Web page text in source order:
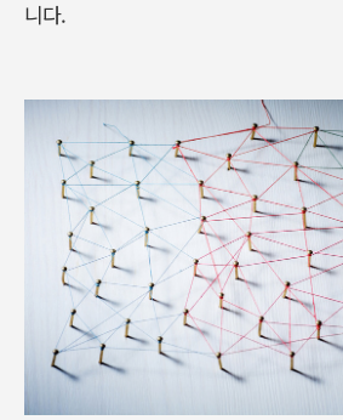
니다.